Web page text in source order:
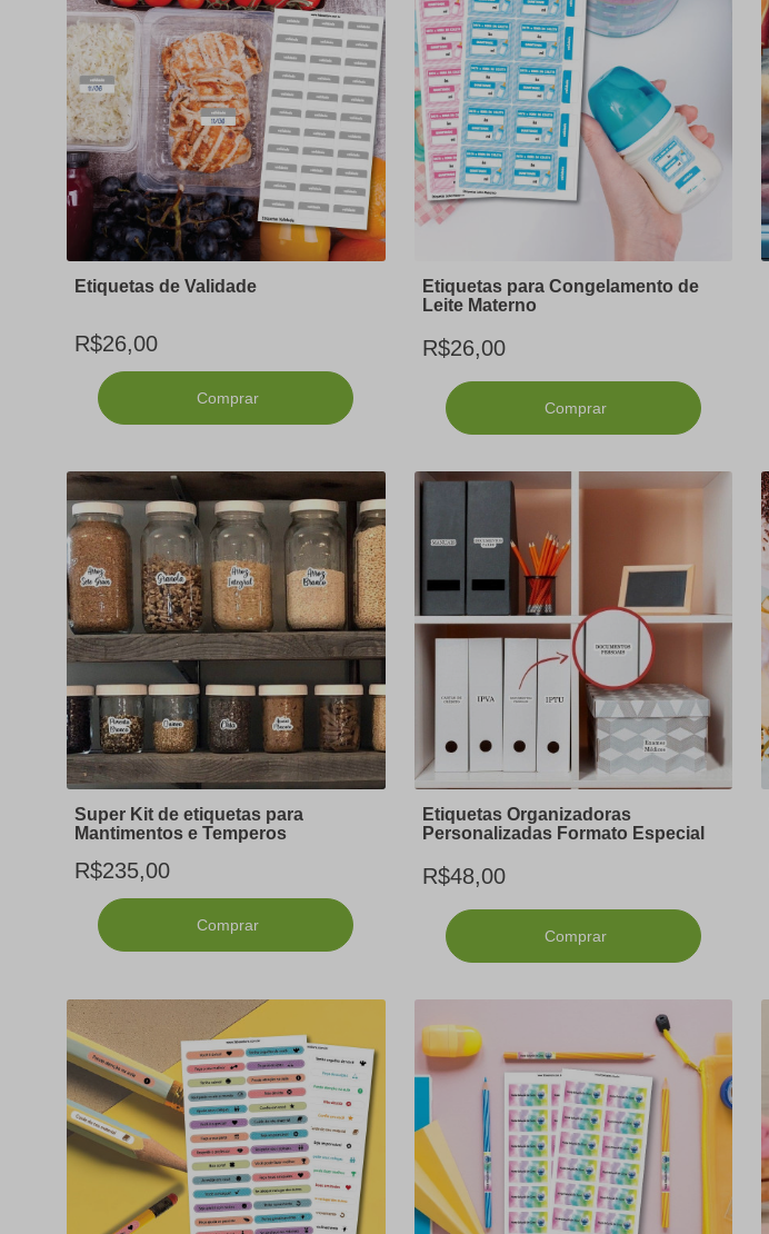
Etiquetas de Validade
R$26,00
Comprar
Etiquetas para Congelamento de
Leite Materno
R$26,00
Comprar
Super Kit de etiquetas para
Mantimentos e Temperos
R$235,00
Comprar
Etiquetas Organizadoras
Personalizadas Formato Especial
R$48,00
Comprar